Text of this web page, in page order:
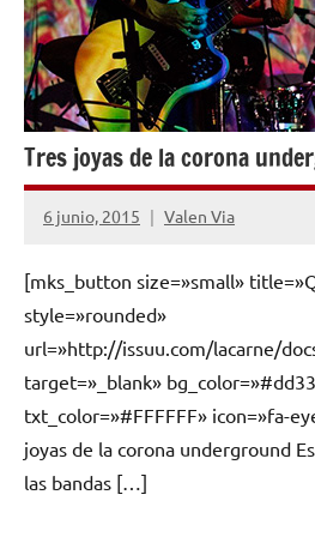
Tres joyas de la corona
6 junio, 2015 Valen Via
No
comentarios
[mks_button size=»small»
style=»rounded»
url=»http://issuu.com/lacarne/
target=»_blank»
txt_color=»#FFFFFF» icon=»fa-
joyas de la corona underground
las bandas […]